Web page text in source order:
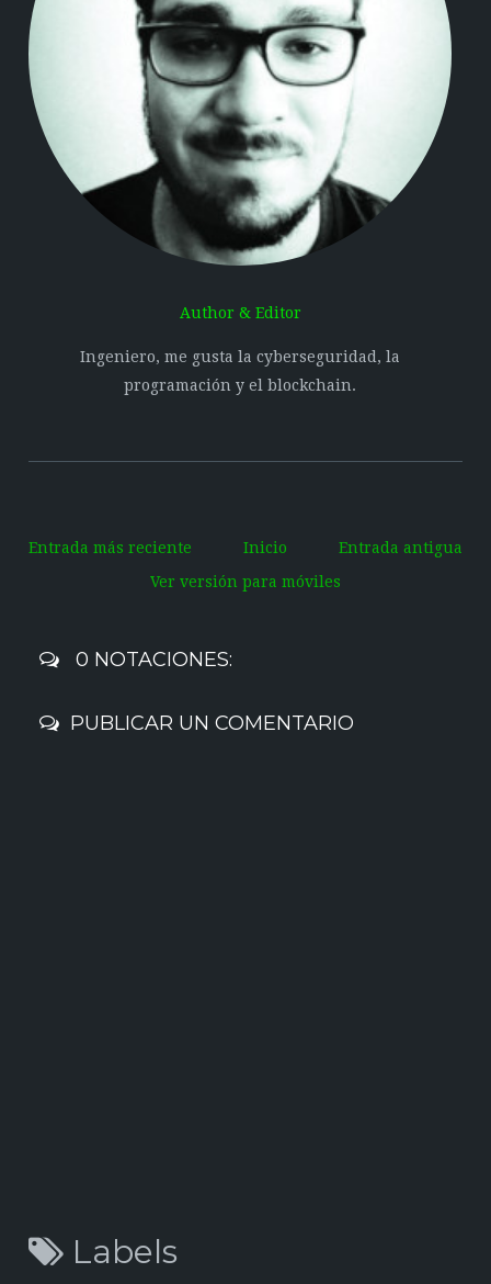
Author & Editor
Ingeniero, me gusta la cyberseguridad, la
programación y el blockchain.
Entrada más reciente Entrada antigua
Inicio
Ver versión para móviles
0 NOTACIONES:
PUBLICAR UN COMENTARIO
Labels